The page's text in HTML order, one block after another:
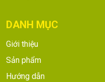
DANH MỤC
Giới thiệu
Sản phẩm
Hướng dẫn